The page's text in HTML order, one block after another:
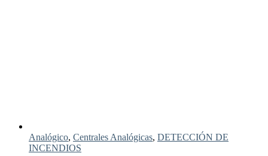
Analógico, Centrales Analógicas, DETECCIÓN DE
INCENDIOS